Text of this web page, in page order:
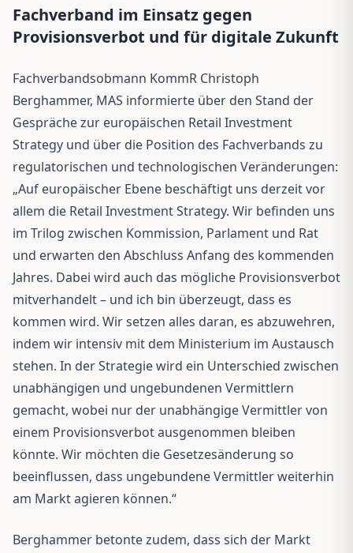
Fachverband im Einsatz gegen
Provisionsverbot und für digitale Zukunft
Fachverbandsobmann KommR Christoph
Berghammer, MAS informierte über den Stand der
Gespräche zur europäischen Retail Investment
Strategy und über die Position des Fachverbands zu
regulatorischen und technologischen Veränderungen:
„Auf europäischer Ebene beschäftigt uns derzeit vor
allem die Retail Investment Strategy. Wir befinden uns
im Trilog zwischen Kommission, Parlament und Rat
und erwarten den Abschluss Anfang des kommenden
Jahres. Dabei wird auch das mögliche Provisionsverbot
mitverhandelt – und ich bin überzeugt, dass es
kommen wird. Wir setzen alles daran, es abzuwehren,
indem wir intensiv mit dem Ministerium im Austausch
stehen. In der Strategie wird ein Unterschied zwischen
unabhängigen und ungebundenen Vermittlern
gemacht, wobei nur der unabhängige Vermittler von
einem Provisionsverbot ausgenommen bleiben
könnte. Wir möchten die Gesetzesänderung so
beeinflussen, dass ungebundene Vermittler weiterhin
am Markt agieren können.“
Berghammer betonte zudem, dass sich der Markt